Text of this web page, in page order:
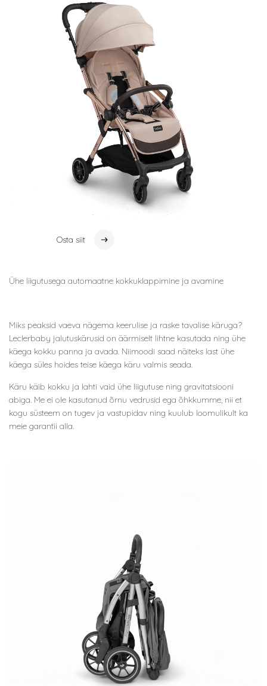
Osta siit
Ühe liigutusega automaatne kokkuklappimine ja avamine
Miks peaksid vaeva nägema keerulise ja raske tavalise käruga?
Leclerbaby jalutuskärusid on äärmiselt lihtne kasutada ning ühe
käega kokku panna ja avada. Niimoodi saad näiteks last ühe
käega süles hoides teise käega käru valmis seada.
Käru käib kokku ja lahti vaid ühe liigutuse ning gravitatsiooni
abiga. Me ei ole kasutanud õrnu vedrusid ega õhkkumme, nii et
kogu süsteem on tugev ja vastupidav ning kuulub loomulikult ka
meie garantii alla.